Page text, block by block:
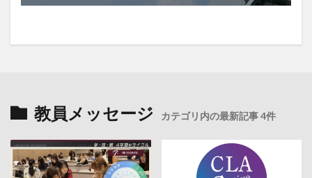
教員メッセージ カテゴリ内の最新記事 4件